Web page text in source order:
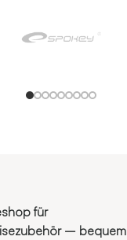
für
– bequem